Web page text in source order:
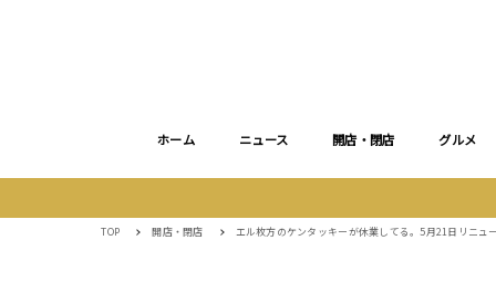
ホーム ニュース 開店・閉店 グルメ
TOP 開店・閉店 エル枚方のケンタッキーが休業してる。5月21日リニュ